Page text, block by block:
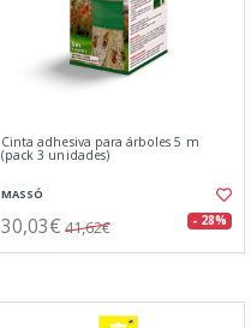
Cinta adhesiva para árboles 5 m
(pack 3 unidades)
MASSÓ
30,03€ 41,62€ - 28%